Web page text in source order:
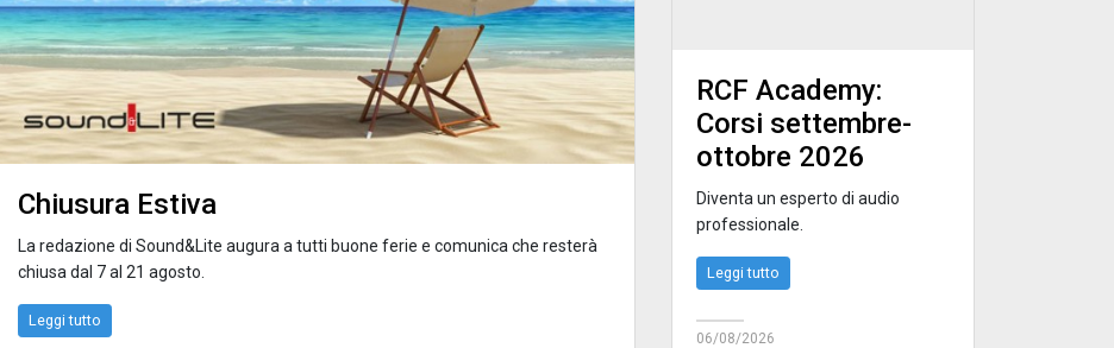
Chiusura Estiva
La redazione di Sound&Lite augura a tutti buone ferie e comunica che resterà
chiusa dal 7 al 21 agosto.
Leggi tutto
RCF Academy:
Corsi settembre-
ottobre 2026
Diventa un esperto di audio
professionale.
Leggi tutto
06/08/2026